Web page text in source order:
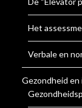
Het
Verbale en
Gezondheid